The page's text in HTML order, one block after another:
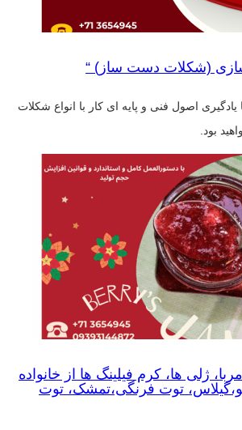
(شکلات دست ساز) “
اصول فنی و پایه ای کار با انواع شکلات
بود.
ژلی ها، کرم فیلینگ ها از خانواده
توت فرنگی،تمشک، توت